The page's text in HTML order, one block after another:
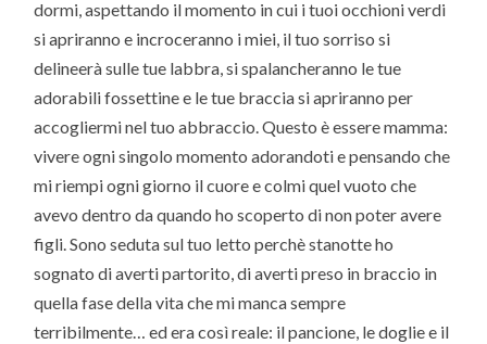
dormi, aspettando il momento in cui i tuoi occhioni verdi
si apriranno e incroceranno i miei, il tuo sorriso si
delineerà sulle tue labbra, si spalancheranno le tue
adorabili fossettine e le tue braccia si apriranno per
accogliermi nel tuo abbraccio. Questo è essere mamma:
vivere ogni singolo momento adorandoti e pensando che
mi riempi ogni giorno il cuore e colmi quel vuoto che
avevo dentro da quando ho scoperto di non poter avere
figli. Sono seduta sul tuo letto perchè stanotte ho
sognato di averti partorito, di averti preso in braccio in
quella fase della vita che mi manca sempre
terribilmente… ed era così reale: il pancione, le doglie e il